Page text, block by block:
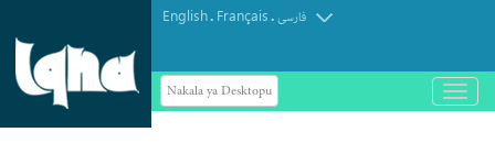
English. Français.فارسی
Nakala ya Desktopu
باز
و